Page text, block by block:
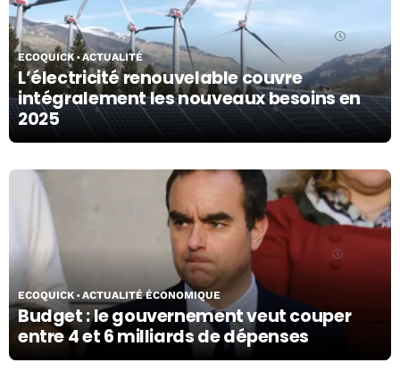
L’électricité renouvelable couvre
intégralement les nouveaux besoins en
2025
ECOQUICK ACTUALITÉ
Budget : le gouvernement veut couper
entre 4 et 6 milliards de dépenses
ECOQUICK ACTUALITÉ ÉCONOMIQUE